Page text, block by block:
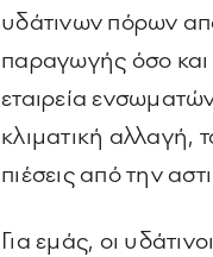
υδάτινων πόρων
παραγωγής όσο
εταιρεία
κλιματική αλλαγή,
πιέσεις από την
Για εμάς, οι